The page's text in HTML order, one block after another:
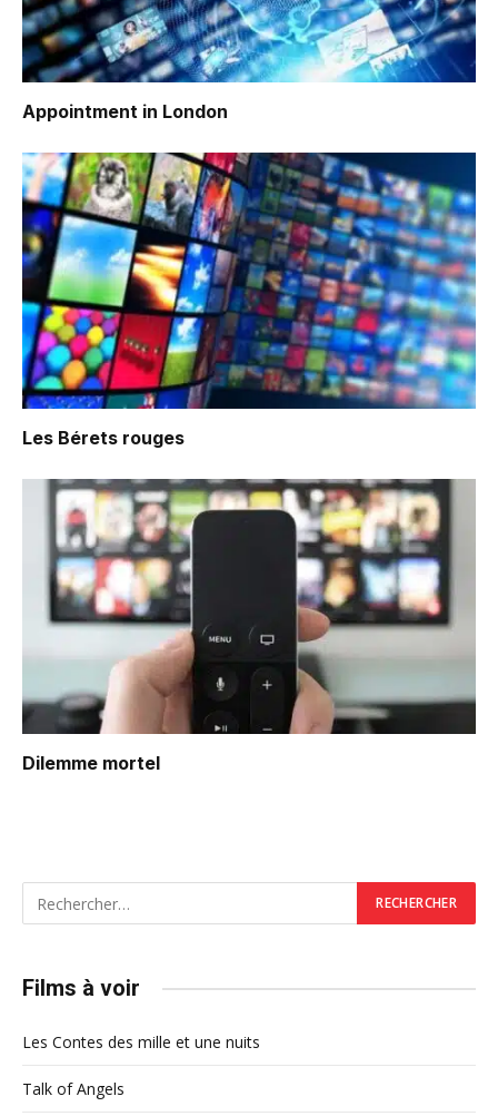
Appointment in London
Les Bérets rouges
Dilemme mortel
Films à voir
Les Contes des mille et une nuits
Talk of Angels